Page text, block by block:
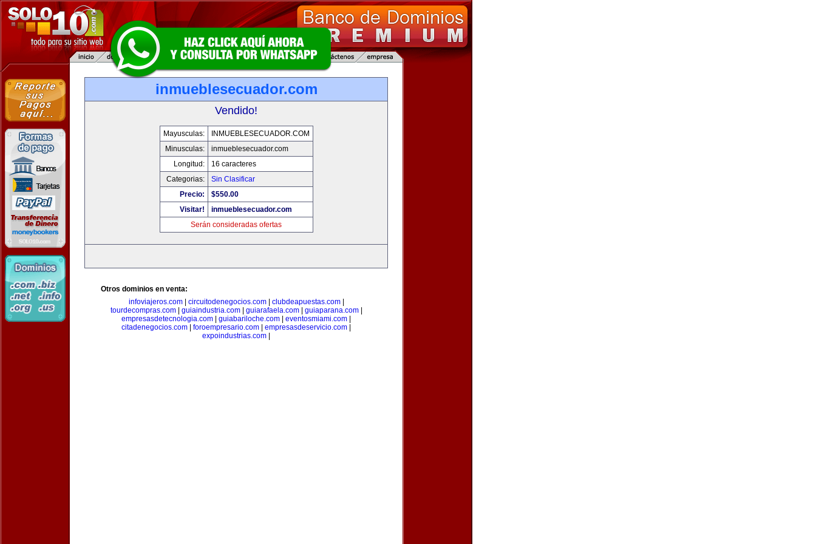
inmueblesecuador.com
Vendido!
Mayusculas:
INMUEBLESECUADOR.COM
Minusculas:
inmueblesecuador.com
Longitud:
16 caracteres
Categorias:
Sin Clasificar
Precio:
$550.00
Visitar!
inmueblesecuador.com
Serán consideradas ofertas
Otros dominios en venta:
infoviajeros.com| circuitodenegocios.com| clubdeapuestas.com|
tourdecompras.com| guiaindustria.com| guiarafaela.com| guiaparana.com|
empresasdetecnologia.com
guiabariloche.com eventosmiami.com
citadenegocios.com
foroempresario.com empresasdeservicio.com
expoindustrias.com